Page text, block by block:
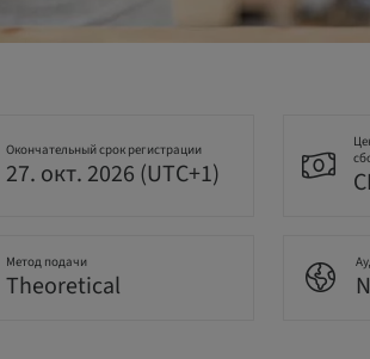
Окончательный срок регистрации
27. окт. 2026 (UTC+1)
Метод подачи
Theoretical